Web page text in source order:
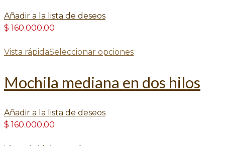
Añadir a la lista de deseos
$ 160.000,00
Vista rápidaSeleccionar opciones
Mochila mediana en dos hilos
Añadir a la lista de deseos
$ 160.000,00